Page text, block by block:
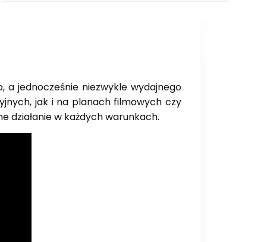
jednocześnie niezwykle wydajnego
jak i na planach filmowych czy
działanie w każdych warunkach.